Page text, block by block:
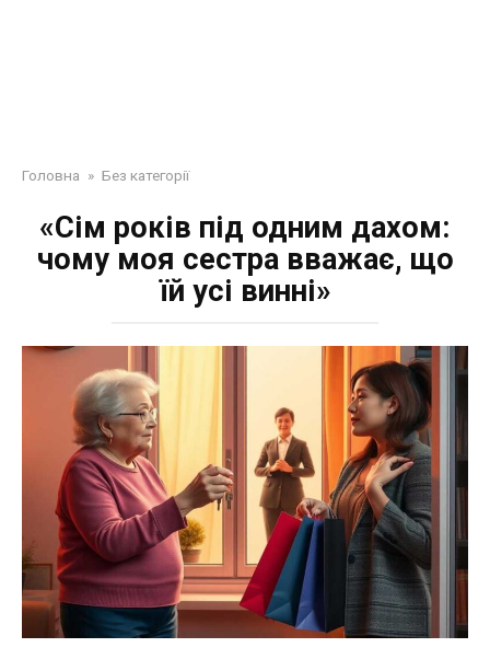
Головна » Без категорії
«Сім років під одним дахом:
чому моя сестра вважає, що
їй усі винні»